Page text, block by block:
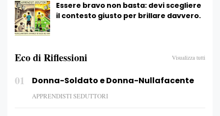
Essere bravo non basta: devi scegliere
il contesto giusto per brillare davvero.
Eco di Riflessioni Visualizza tutti
01 Donna-Soldato e Donna-Nullafacente
APPRENDISTI SEDUTTORI